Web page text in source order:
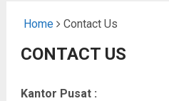
Home Contact Us
CONTACT US
Kantor Pusat :